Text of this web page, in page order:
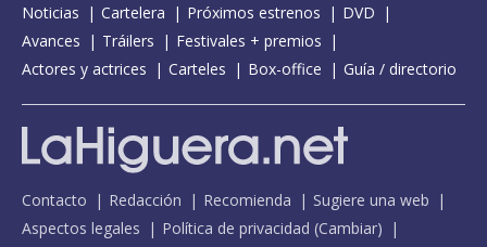
Noticias Cartelera Próximos estrenos
DVD
Avances
Tráilers
Festivales + premios
Actores y actrices
Carteles Box-office Guía / directorio
Contacto Redacción Recomienda
Sugiere una web
Aspectos legales
Política de privacidad (Cambiar)